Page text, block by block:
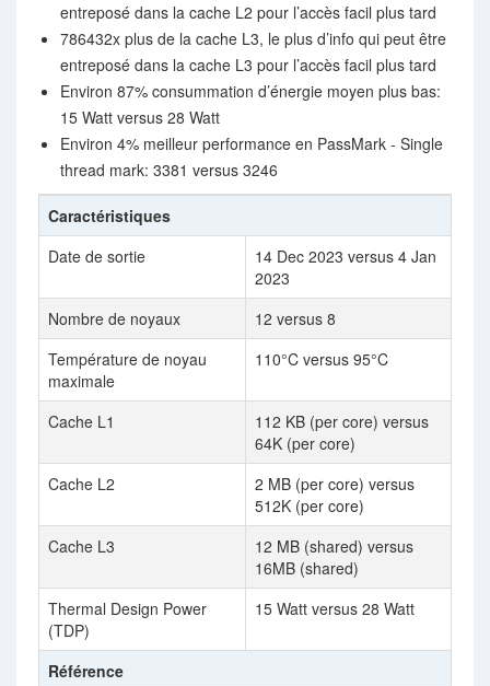
entreposé dans la cache L2 pour l’accès facil plus tard
786432x plus de la cache L3, le plus d’info qui peut être
entreposé dans la cache L3 pour l’accès facil plus tard
Environ 87% consummation d’énergie moyen plus bas:
15 Watt versus 28 Watt
Environ 4% meilleur performance en PassMark - Single
thread mark: 3381 versus 3246
Caractéristiques
Date de sortie
14 Dec 2023 versus 4 Jan
2023
Nombre de noyaux
12 versus 8
Température de noyau
maximale
110°C versus 95°C
Cache L1
112 KB (per core) versus
64K (per core)
Cache L2
2 MB (per core) versus
512K (per core)
Cache L3
12 MB (shared) versus
16MB (shared)
Thermal Design Power
(TDP)
15 Watt versus 28 Watt
Référence